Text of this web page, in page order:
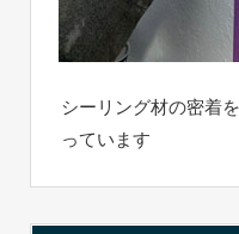
シーリング材の密着
っています